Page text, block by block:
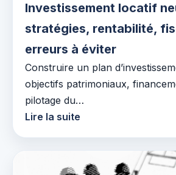
Investissement locatif
stratégies, rentabilité,
erreurs à éviter
Construire un plan
objectifs patrimoniaux,
pilotage du…
Lire la suite